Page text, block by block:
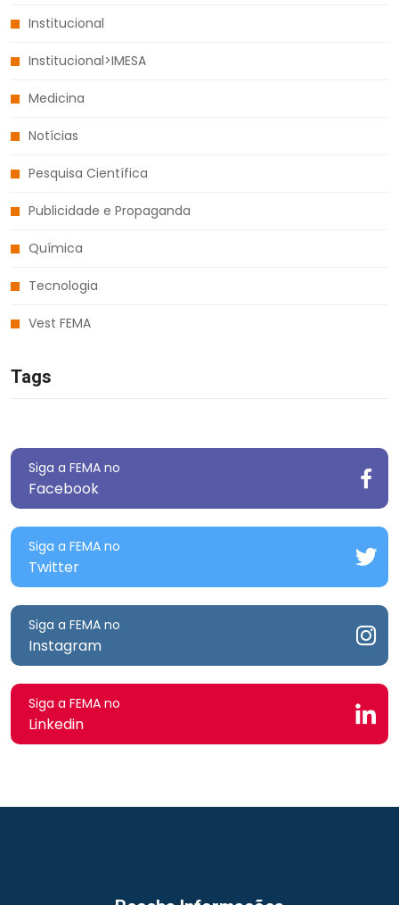
Institucional
Institucional>IMESA
Medicina
Notícias
Pesquisa Científica
Publicidade e Propaganda
Química
Tecnologia
Vest FEMA
Tags
Siga a FEMA no
Facebook
Siga a FEMA no
Twitter
Siga a FEMA no
Instagram
Siga a FEMA no
Linkedin